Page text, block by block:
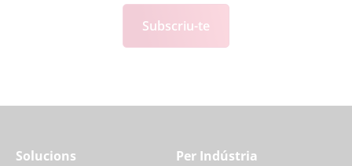
Subscriu-te
Solucions Per Indústria